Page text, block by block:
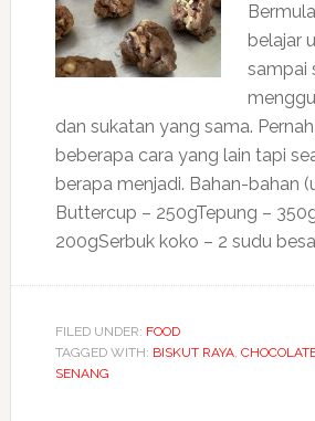
belajar
sampai
dan sukatan yang sama.
beberapa cara yang lain tapi
berapa menjadi. Bahan-bahan
Buttercup – 250gTepung –
200gSerbuk koko – 2 sudu
FILED UNDER: FOOD
TAGGED WITH: BISKUT RAYA,
SENANG